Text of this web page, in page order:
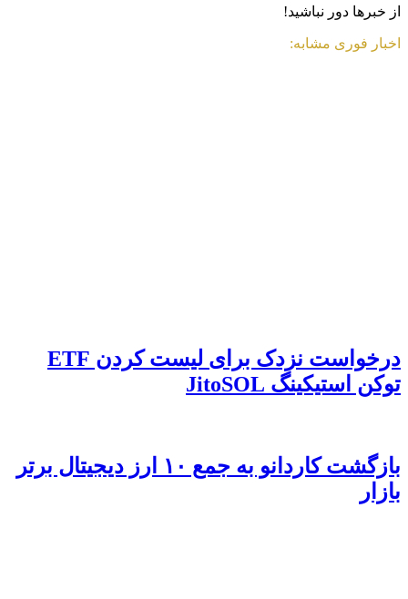
از خبرها دور نباشید!
اخبار فوری مشابه:
درخواست نزدک برای لیست کردن ETF
توکن استیکینگ JitoSOL
بازگشت کاردانو به جمع ۱۰ ارز دیجیتال برتر
بازار